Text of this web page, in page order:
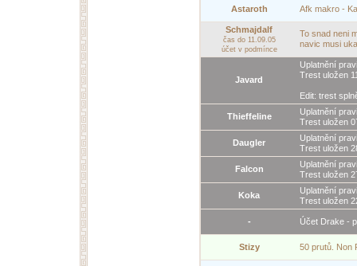
Astaroth Afk makro -
Schmajdalf
čas do 11.09.05
účet v podmínce
To snad neni
navic musi
Javard
Uplatnění
Trest uložen
Edit: trest
Thieffeline
Uplatnění
Trest uložen
Daugler
Uplatnění
Trest uložen
Falcon
Uplatnění
Trest uložen
Koka
Uplatnění
Trest uložen
- Účet Drake -
Stizy 50 prutů. Non